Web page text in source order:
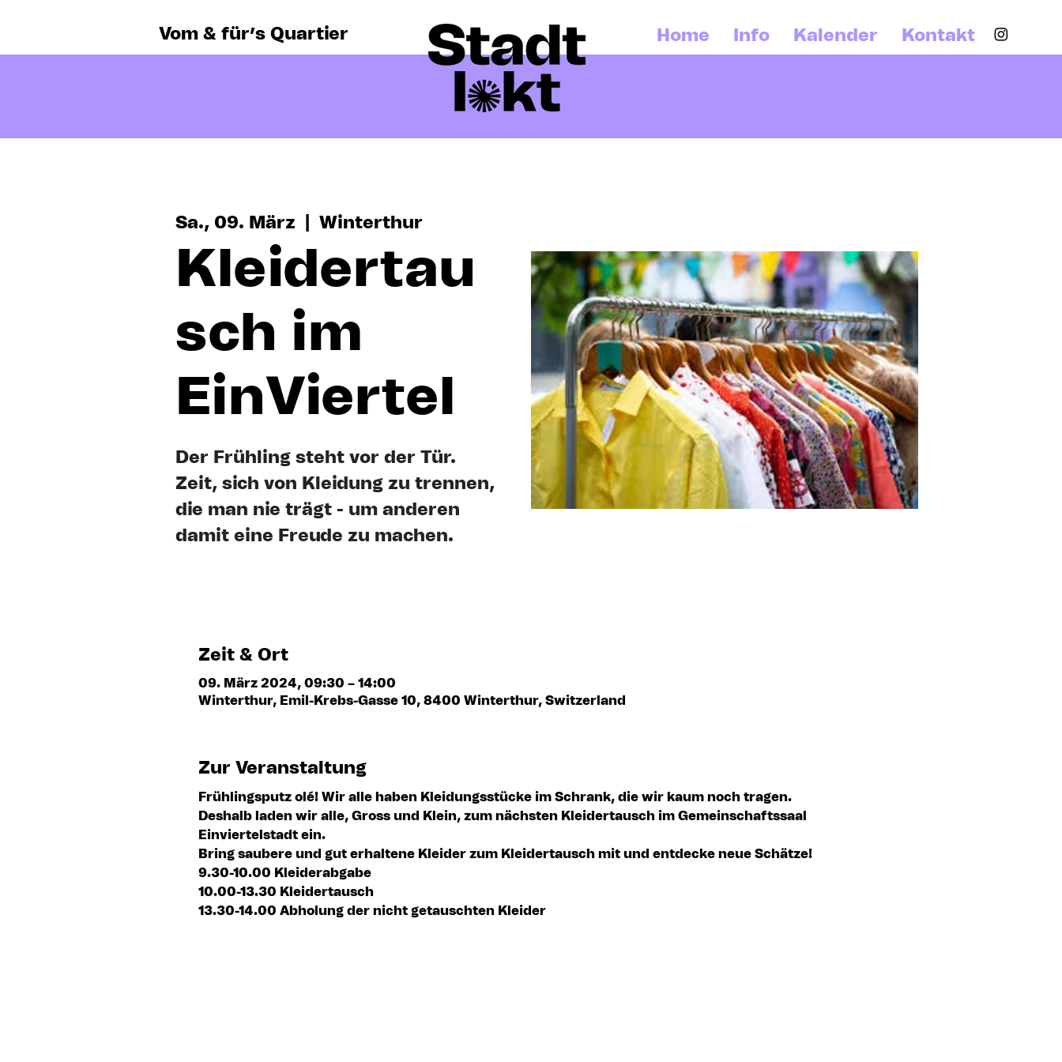
Vom & für’s Quartier Home Info Kalender Kontakt
Sa., 09. März Winterthur
Kleidertau
sch im
EinViertel
Der Frühling steht vor der Tür.
Zeit, sich von Kleidung zu trennen,
die man nie trägt - um anderen
damit eine Freude zu machen.
Zeit & Ort
09. März 2024, 09:30 – 14:00
Winterthur, Emil-Krebs-Gasse 10, 8400 Winterthur, Switzerland
Zur Veranstaltung
Frühlingsputz olé! Wir alle haben Kleidungsstücke im Schrank, die wir kaum noch tragen.
Deshalb laden wir alle, Gross und Klein, zum nächsten Kleidertausch im Gemeinschaftssaal
Einviertelstadt ein.
Bring saubere und gut erhaltene Kleider zum Kleidertausch mit und entdecke neue Schätze!
9.30-10.00 Kleiderabgabe
10.00-13.30 Kleidertausch
13.30-14.00 Abholung der nicht getauschten Kleider